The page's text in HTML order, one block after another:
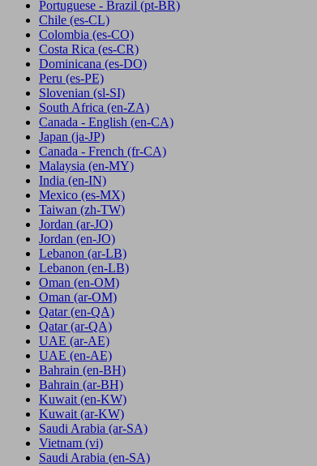
Portuguese - Brazil (pt-BR)
Chile (es-CL)
Colombia (es-CO)
Costa Rica (es-CR)
Dominicana (es-DO)
Peru (es-PE)
Slovenian (sl-SI)
South Africa (en-ZA)
Canada - English (en-CA)
Japan (ja-JP)
Canada - French (fr-CA)
Malaysia (en-MY)
India (en-IN)
Mexico (es-MX)
Taiwan (zh-TW)
Jordan (ar-JO)
Jordan (en-JO)
Lebanon (ar-LB)
Lebanon (en-LB)
Oman (en-OM)
Oman (ar-OM)
Qatar (en-QA)
Qatar (ar-QA)
UAE (ar-AE)
UAE (en-AE)
Bahrain (en-BH)
Bahrain (ar-BH)
Kuwait (en-KW)
Kuwait (ar-KW)
Saudi Arabia (ar-SA)
Vietnam (vi)
Saudi Arabia (en-SA)